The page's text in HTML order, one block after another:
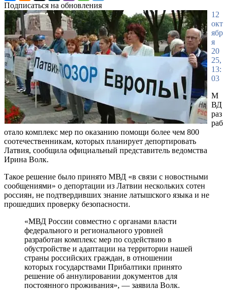
Подписаться на обновления
12
окт
ябр
я
20
25,
13:
03
М
ВД
раз
раб
отало комплекс мер по оказанию помощи более чем 800
соотечественникам, которых планирует депортировать
Латвия, сообщила официальный представитель ведомства
Ирина Волк.
Такое решение было принято МВД «в связи с новостными
сообщениями» о депортации из Латвии нескольких сотен
россиян, не подтвердивших знание латышского языка и не
прошедших проверку безопасности.
«МВД России совместно с органами власти
федерального и регионального уровней
разработан комплекс мер по содействию в
обустройстве и адаптации на территории нашей
страны российских граждан, в отношении
которых государствами Прибалтики принято
решение об аннулировании документов для
постоянного проживания», — заявила Волк.